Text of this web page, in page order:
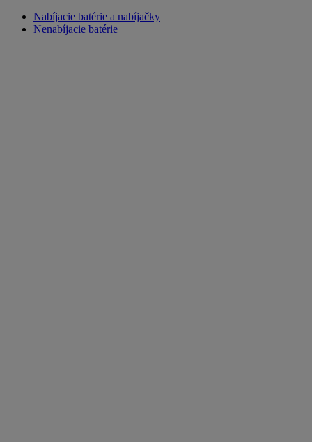
Nabíjacie batérie a nabíjačky
Nenabíjacie batérie